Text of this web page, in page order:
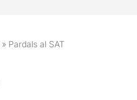
» Pardals al SAT